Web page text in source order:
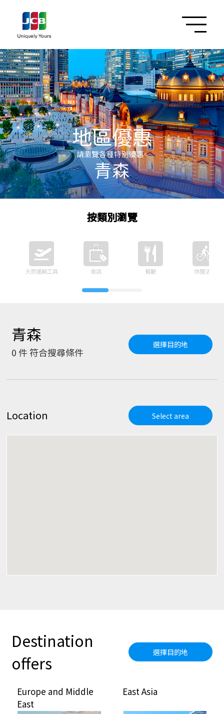
地區優惠
請瀏覽各種特別優惠。
青森
按類別瀏覽
大眾運輸工具 商店 餐廳 休閒活動
青森
0件 符合搜尋條件
選擇目的地
Location Select area
Destination
offers
選擇目的地
Europe and Middle
East
East Asia